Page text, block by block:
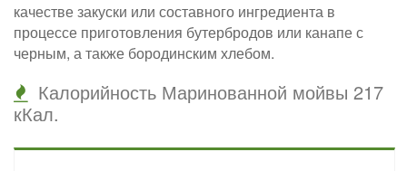
качестве закуски или составного ингредиента в
процессе приготовления бутербродов или канапе с
черным, а также бородинским хлебом.
Калорийность Маринованной мойвы 217
кКал.